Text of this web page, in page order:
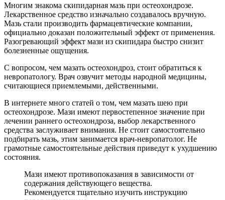
Многим знакома скипидарная мазь при остеохондрозе.
Лекарственное средство изначально создавалось вручную.
Мазь стали производить фармацевтические компании,
официально доказан положительный эффект от применения.
Разогревающий эффект мази из скипидара быстро снизит
болезненные ощущения.
С вопросом, чем мазать остеохондроз, стоит обратиться к
невропатологу. Врач озвучит методы народной медицины,
считающиеся приемлемыми, действенными.
В интернете много статей о том, чем мазать шею при
остеохондрозе. Мази имеют первостепенное значение при
лечении раннего остеохондроза, выбор лекарственного
средства заслуживает внимания. Не стоит самостоятельно
подбирать мазь, этим занимается врач-невропатолог. Не
грамотные самостоятельные действия приведут к ухудшению
состояния.
Мази имеют противопоказания в зависимости от
содержания действующего вещества.
Рекомендуется тщательно изучить инструкцию